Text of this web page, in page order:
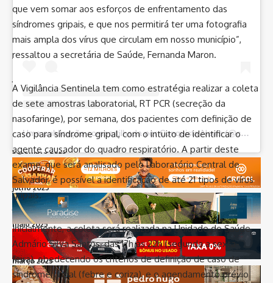
Uma publicação compartilhada por Conquista News (@conquista.news)
que vem somar aos esforços de enfrentamento das
síndromes gripais, e que nos permitirá ter uma fotografia
mais ampla dos vírus que circulam em nosso município”,
ressaltou a secretária de Saúde, Fernanda Maron.
A Vigilância Sentinela tem como estratégia realizar a coleta
de sete amostras laboratorial, RT PCR (secreção da
nasofaringe), por semana, dos pacientes com definição de
caso para síndrome gripal, com o intuito de identificar o
agente causador do quadro respiratório. A partir deste
exame, que será analisado pelo Laboratório Central de
Salvador, é possível a identificação de até 21 tipos de vírus
gripais.
Inicialmente, a coleta será realizada na Unidade de Saúde
Admário Silva Santos, das 17h às 22h (segunda a sexta-
feira), obedecendo os critérios de definição de caso de
síndrome gripal (febre e coriza), e o agendamento prévio
abril 2026
março 2026
fevereiro 2026
dezembro 2025
novembro 2025
outubro 2025
setembro 2025
agosto 2025
julho 2025
junho 2025
maio 2025
abril 2025
março 2025
fevereiro 2025